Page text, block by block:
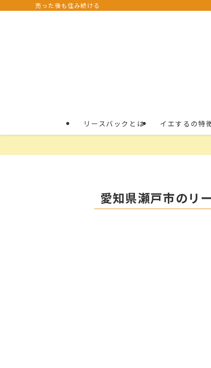
売った後も住み続ける
リースバックとは イエするの特
愛知県瀬戸市のリ